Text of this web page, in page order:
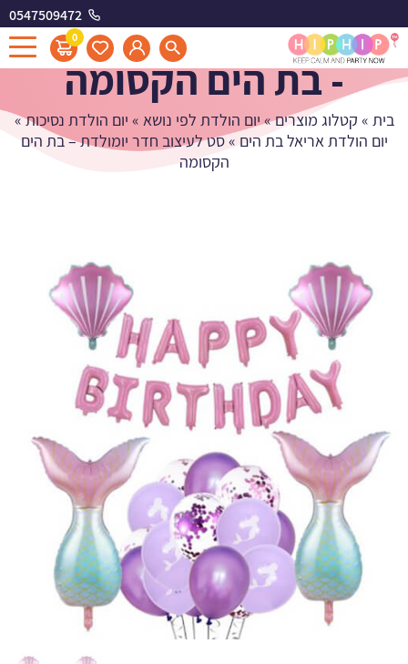
0547509472
0
סט לעיצוב חדר יומולדת
- בת הים הקסומה
בית » קטלוג מוצרים»יום הולדת לפי נושא » יום הולדת נסיכות»
יום הולדת אריאל בת הים »סט לעיצוב חדר יומולדת – בת הים
הקסומה